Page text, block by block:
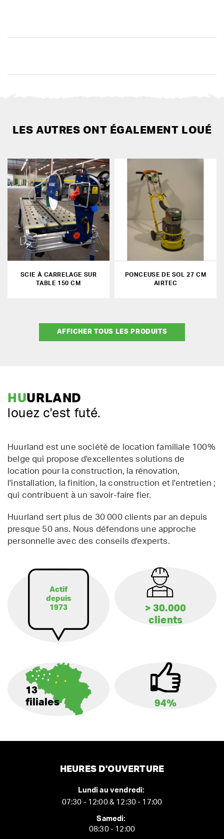
LES AUTRES ONT ÉGALEMENT LOUÉ
SCIE À CARRELAGE SUR
TABLE 150 CM
PONCEUSE DE SOL 27 CM
AIRTEC
AFFICHER TOUS LES PRODUITS
HUURLAND
louez c'est futé.
Huurland est une société de location familiale 100%
belge qui propose d'excellentes solutions de
location pour la construction, la rénovation,
l'installation, la finition, la construction et l'entretien ;
qui contribuent à un savoir-faire fier.
Huurland sert plus de 30 000 clients par an depuis
presque 50 ans. Nous défendons une approche
personnelle avec des conseils d'experts.
Actif
depuis
1973
> 30.000
clients
13
filiales
94%
HEURES D'OUVERTURE
Lundi au vendredi:
07:30 - 12:00 & 12:30 - 17:00
Samedi:
08:30 - 12:00